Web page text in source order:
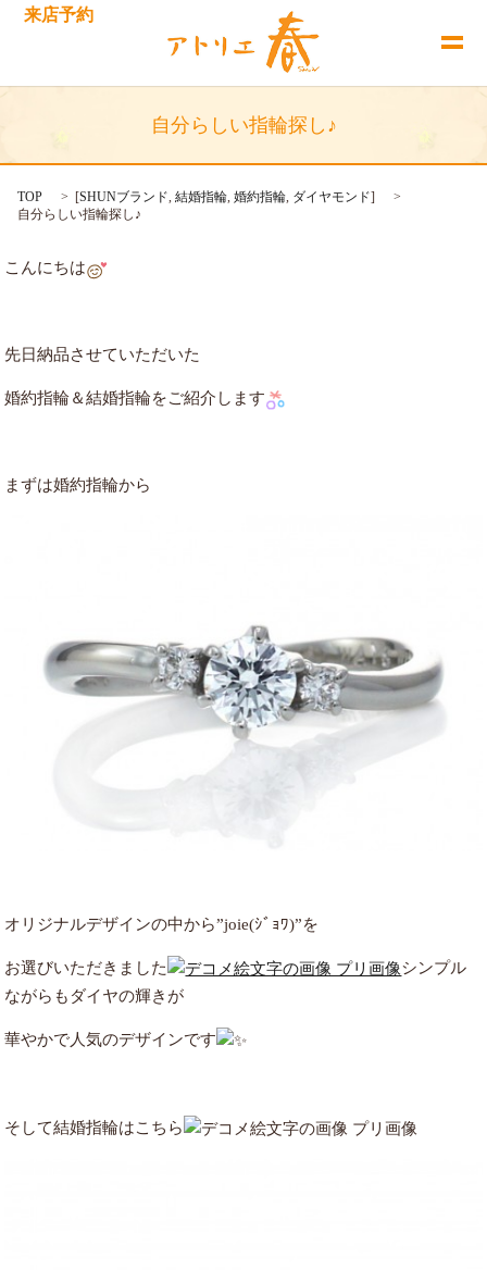
来店予約
自分らしい指輪探し♪
TOP [SHUNブランド ,結婚指輪 ,婚約指輪 ダイヤモンド]
自分らしい指輪探し♪
こんにちは
先日納品させていただいた
婚約指輪＆結婚指輪をご紹介します
まずは婚約指輪から
オリジナルデザインの中から”joie(ｼﾞｮﾜ)”を
お選びいただきました
シンプル
ながらもダイヤの輝きが
華やかで人気のデザインです
そして結婚指輪はこちら